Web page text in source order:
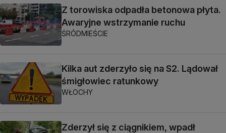
Z torowiska odpadła betonowa płyta.
Awaryjne wstrzymanie ruchu
ŚRÓDMIEŚCIE
Kilka aut zderzyło się na S2. Lądował
śmigłowiec ratunkowy
WŁOCHY
Zderzył się z ciągnikiem, wpadł